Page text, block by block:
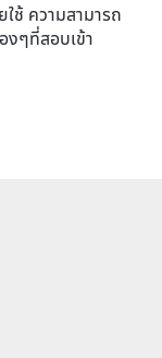
ใช้ ความสามารถ
งๆที่สอบเข้า